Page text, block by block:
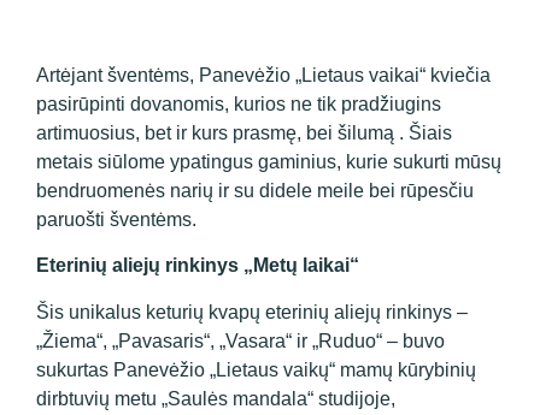
Artėjant šventėms, Panevėžio „Lietaus vaikai“ kviečia
pasirūpinti dovanomis, kurios ne tik pradžiugins
artimuosius, bet ir kurs prasmę, bei šilumą . Šiais
metais siūlome ypatingus gaminius, kurie sukurti mūsų
bendruomenės narių ir su didele meile bei rūpesčiu
paruošti šventėms.
Eterinių aliejų rinkinys „Metų laikai“
Šis unikalus keturių kvapų eterinių aliejų rinkinys –
„Žiema“, „Pavasaris“, „Vasara“ ir „Ruduo“ – buvo
sukurtas Panevėžio „Lietaus vaikų“ mamų kūrybinių
dirbtuvių metu „Saulės mandala“ studijoje,